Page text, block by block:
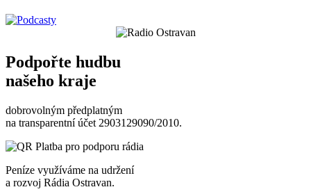
Podpořte hudbu
našeho kraje
dobrovolným předplatným
na transparentní účet 2903129090/2010.
Peníze využíváme na udržení
a rozvoj Rádia Ostravan.